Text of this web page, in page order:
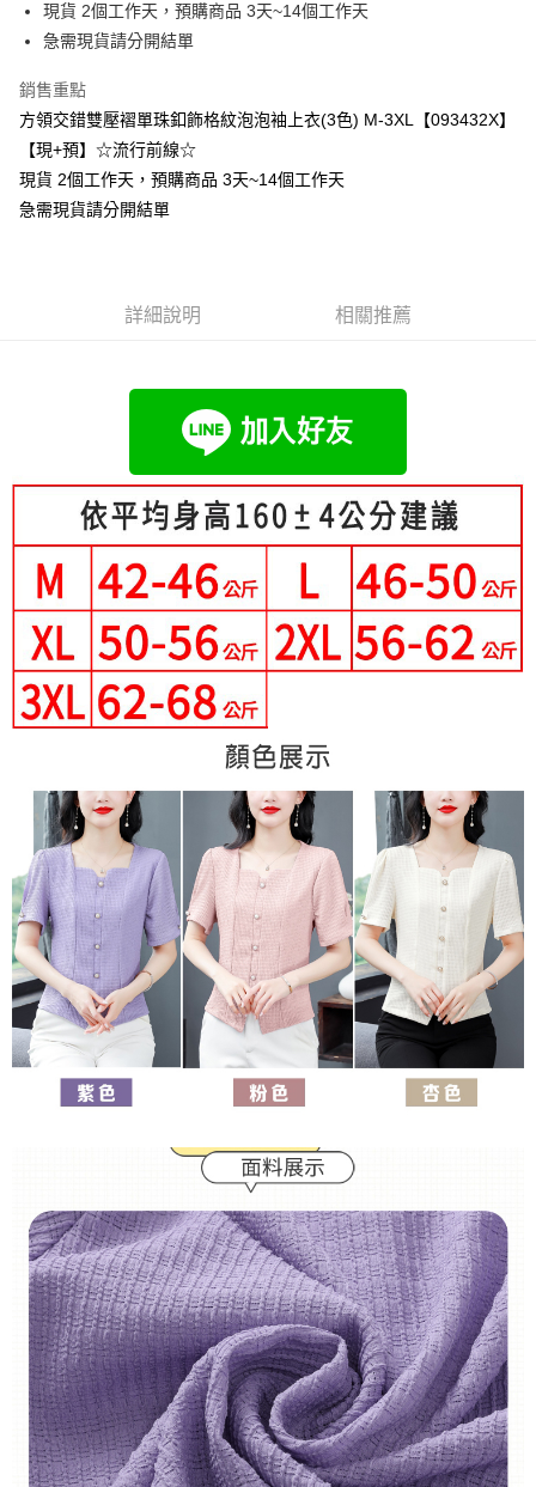
悠遊付
Google Pay
全支付
大哥付你分期
2.付款方式選擇「大哥付你分期」，訂單成立後會自動跳轉到大哥付的交易
4.訂單成立30分鐘內，如未前往確認交易或遇審核未通過，訂單將自動取
消。如遇「轉專審核」未通過狀況，表示未達大哥付你分期系統評分，恕無
1.分期款項不併入電信帳單，「大哥付你分期」於每月結算日後寄送繳費提
醒簡訊。
2.透過簡訊連結打開帳單後，可選擇「超商條碼／台灣大直營門市／銀行轉
帳／街口支付／iPASS MONEY」等通路繳費。
【注意事項】
1.本服務係由「台灣大哥大股份有限公司」（以下簡稱本公司）所提供，讓
用戶於交易時，得透過本服務購買商品或服務，並由商店將買賣／分期付款
買賣價金債權讓與本公司後，依約使用本公司帳單繳交帳款。
2.基於同意付款使用「大哥付你分期」之契約關係目的，商店將以您的個人
資料（包含姓名、電話或地址）提供予台灣大哥大進項蒐集、處理及利用，
由本公司與您本人進行分期帳單所需資料之確認、核對及更正。
3.完整用戶服務條款，請詳閱以下連結：https://oppay.tw/userRule
１．簡單：不需註冊會員、不需綁卡、不需儲值。
２．便利：只要手機號碼，簡訊認證，即可結帳。
３．安心：先確認商品／服務後，再付款。
【「AFTEE先享後付」結帳流程】
１．於結帳方式選擇「AFTEE先享後付」後，將跳轉至「AFTEE先享後付」
結帳頁面，進行簡訊認證並確認金額後，即可完成結帳。
３．收到繳費通知簡訊後14天內，點擊此簡訊中的連結，可透過四大超商／
ATM／網路銀行／等多元方式進行付款，方視為交易完成。
※ 請注意：結帳手續完成當下不需立刻繳費，但若您需要取消訂單，請聯絡
購買商品的店家。未經商家同意取消之訂單仍視為有效，需透過AFTEE先享
後付繳納相關費用。
※ 交易是否成功請以「AFTEE先享後付 」之結帳頁面顯示為準，若有關於
是否繳費成功／繳費後需取消欲退款等相關疑問，請聯繫「AFTEE先享後付
客戶支援中心」https://netprotections.freshdesk.com/support/home
１．透過由恩沛科技股份有限公司提供之「AFTEE先享後付」服務完成之交
易，需依本服務之必要範圍內提供個人資料，並將交易相關給付款項請求債
權轉讓予恩沛科技股份有限公司。
２．關於個人資料處理事宜，請瀏覽以下網址：
https://aftee.tw/terms/#terms3
３．未成年的使用者請事先徵得法定代理人或監護人之同意方可使用
「AFTEE先享後付」，若未經同意申辦者引起之損失，本公司不負相關責
任。
４．使用「AFTEE先享後付」時，將依據個別帳號之用戶狀況，依本公司即
時審查核予不同之上限額度；若仍有額度不足之情形，本公司將視審查結果
請求用戶進行身份認證。
５．嚴禁一人註冊多個帳號或使用他人資訊註冊。若發現惡意使用之情形，
恩沛科技股份有限公司將有權停止該用戶之使用額度並採取法律行動。
「Hami Point」為中華電信所提供之點數服務，可於會員專區綁定中華電信
會員帳號後，即可在購物車使用 Hami Point 折抵消費金額 (1點等於1元)。
運送方式
全家付款取貨
每筆NT$80，滿NT$699(含以上)免運費
付款後全家取貨
每筆NT$80，滿NT$699(含以上)免運費
萊爾富取貨付款
每筆NT$80，滿NT$699(含以上)免運費
每筆NT$80，滿NT$699(含以上)免運費
7-11付款取貨
每筆NT$80，滿NT$699(含以上)免運費
付款後7-11取貨
每筆NT$80，滿NT$699(含以上)免運費
宅配
每筆NT$70，滿NT$699(含以上)免運費
離島-郵局寄送
每筆NT$90，滿NT$699(含以上)免運費
現貨 2個工作天，預購商品 3天~14個工作天
急需現貨請分開結單
銷售重點
方領交錯雙壓褶單珠釦飾格紋泡泡袖上衣(3色) M-3XL【093432X】
【現+預】☆流行前線☆
現貨 2個工作天，預購商品 3天~14個工作天
急需現貨請分開結單
詳細說明 相關推薦